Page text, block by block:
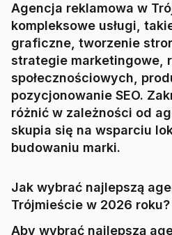
Agencja reklamowa w
kompleksowe usługi,
graficzne, tworzenie
strategie marketingowe,
społecznościowych,
pozycjonowanie SEO.
różnić w zależności od
skupia się na wsparciu
budowaniu marki.
Jak wybrać najlepszą
Trójmieście w 2026 roku?
Aby wybrać najlepszą